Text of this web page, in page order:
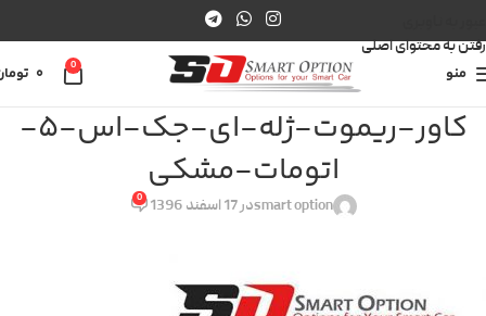
رفتن به محتوای اصلی
منو
0
کاور-ریموت-ژله-ای-جک-اس-5-
اتومات-مشکی
smart optionدر 17 اسفند 1396 0